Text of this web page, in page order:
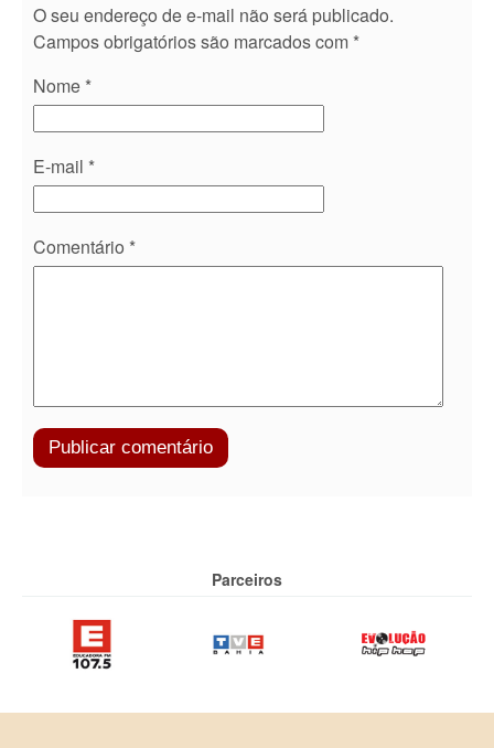
O seu endereço de e-mail não será publicado.
Campos obrigatórios são marcados com *
Nome *
E-mail *
Comentário *
Parceiros